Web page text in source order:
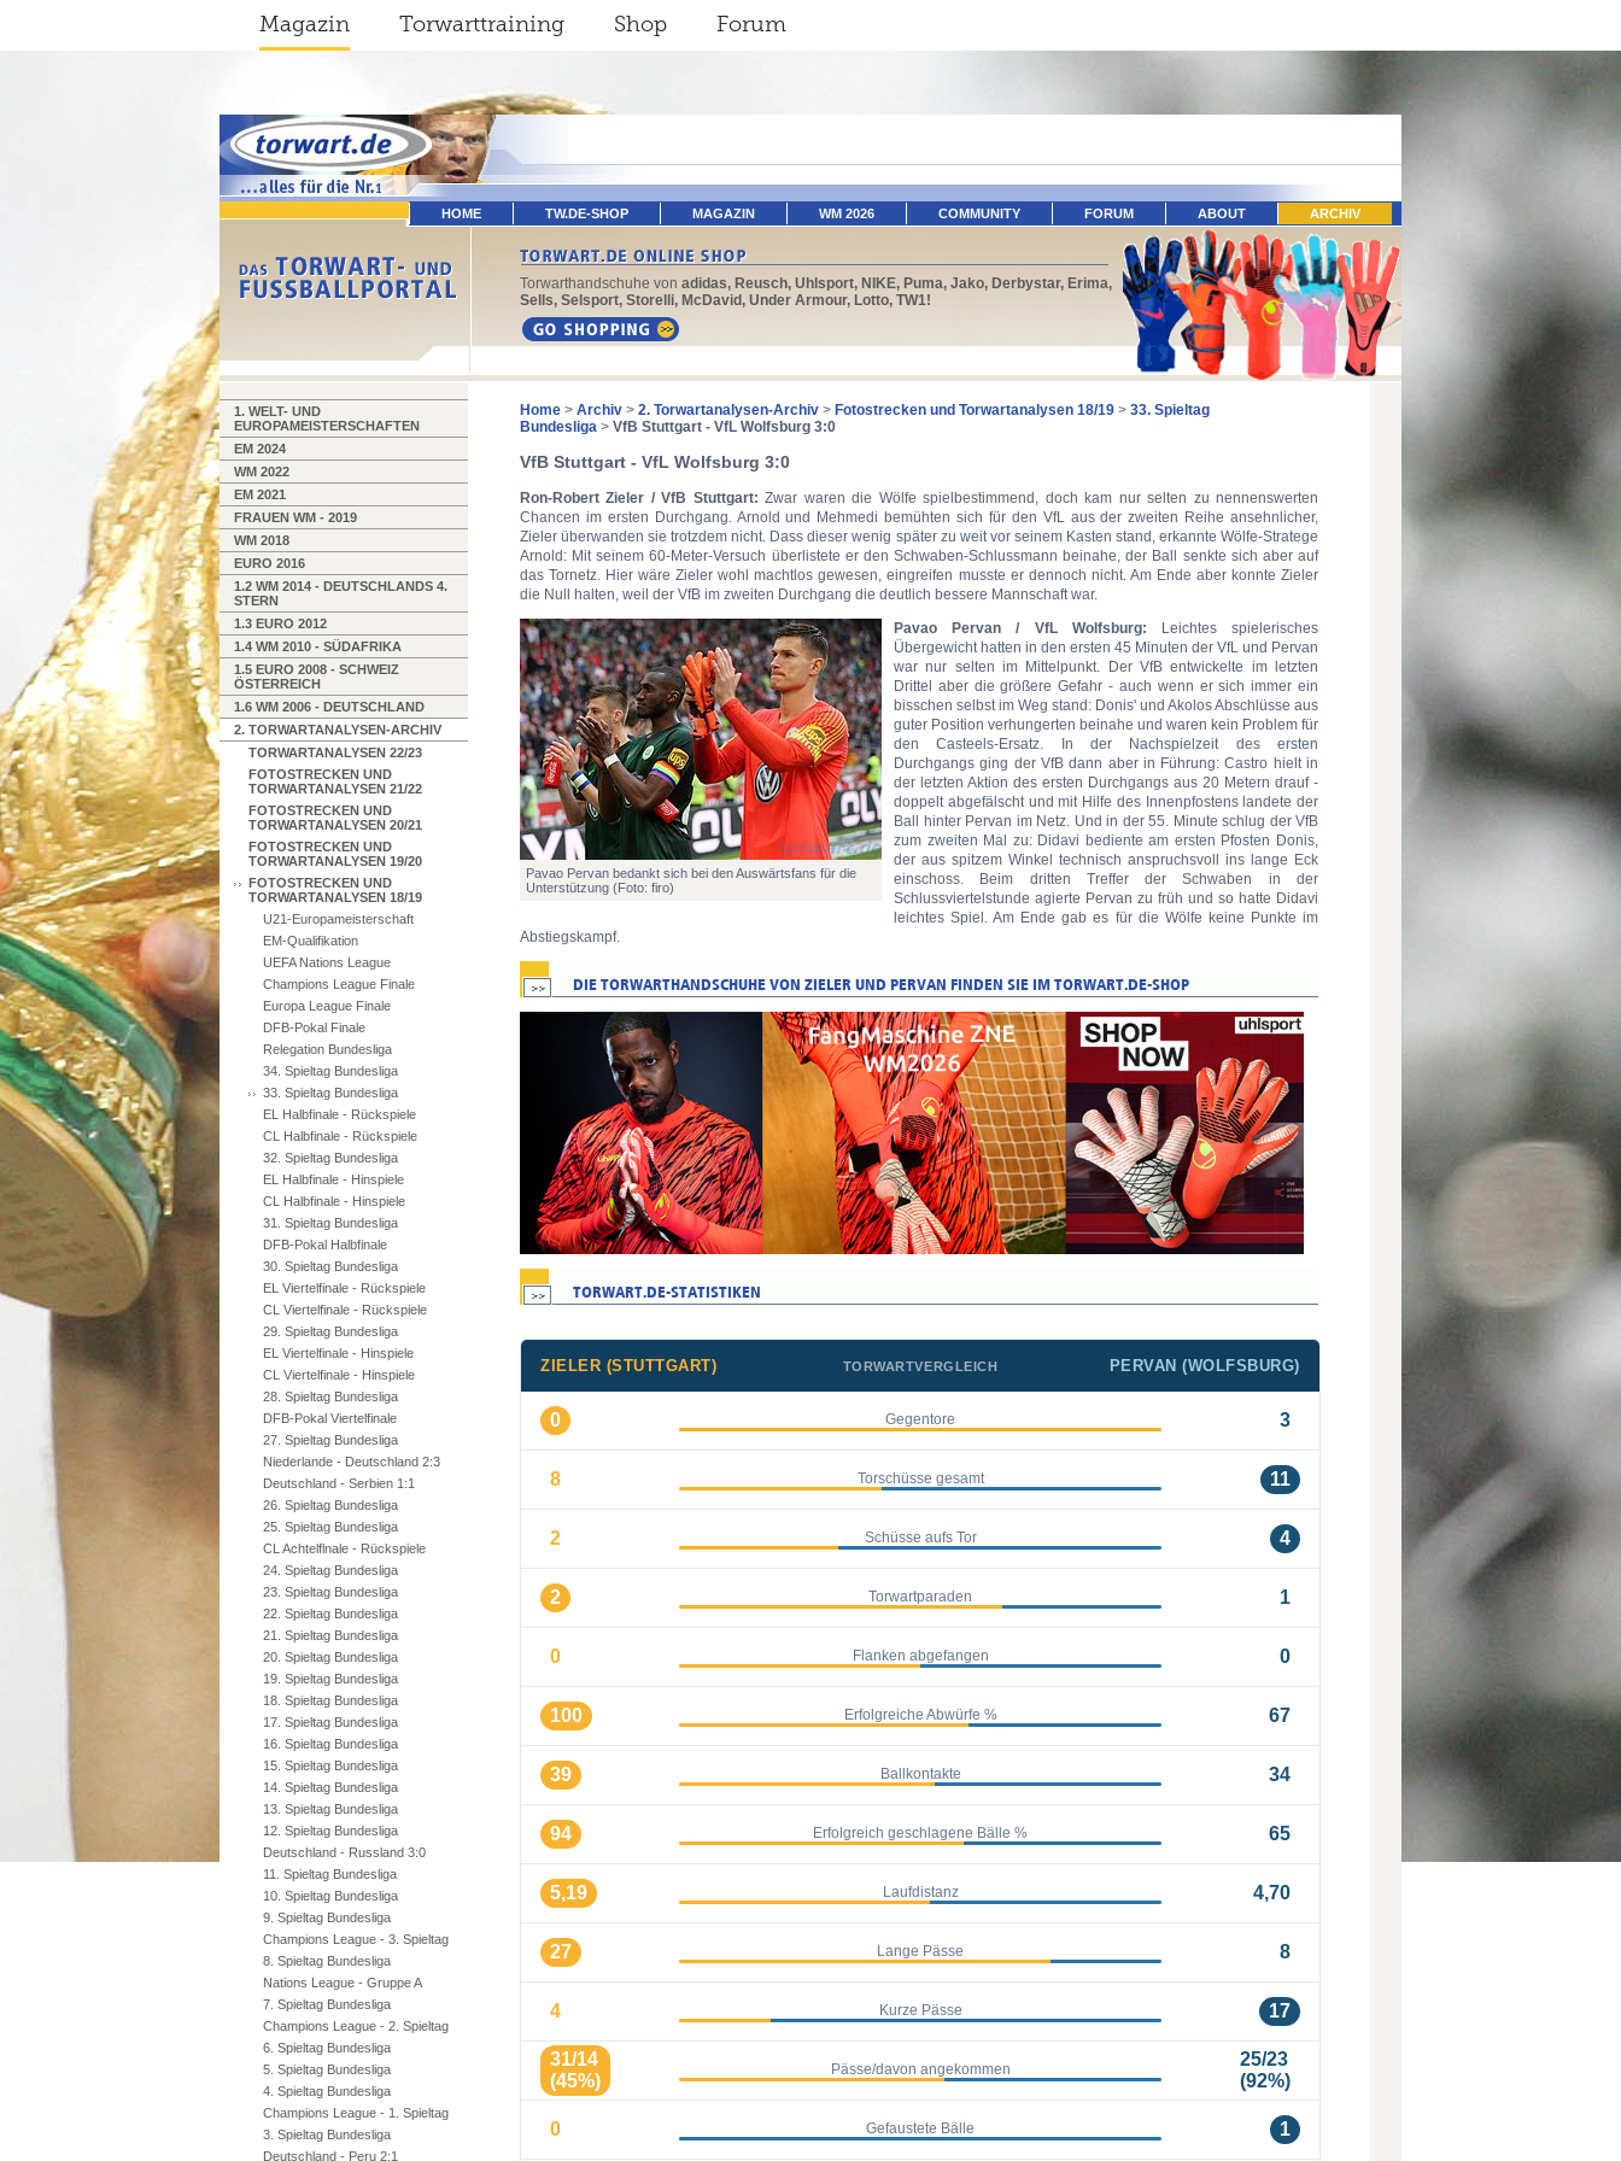
Magazin Torwarttraining Shop Forum
HOME TW.DE-SHOP MAGAZIN WM 2026 COMMUNITY FORUM ABOUT ARCHIV
Torwarthandschuhe von adidas, Reusch, Uhlsport, NIKE, Puma, Jako, Derbystar, Erima,
Sells, Selsport, Storelli, McDavid, Under Armour, Lotto, TW1!
1. WELT- UND
EUROPAMEISTERSCHAFTEN
EM 2024
WM 2022
EM 2021
FRAUEN WM - 2019
WM 2018
EURO 2016
1.2 WM 2014 - DEUTSCHLANDS 4.
STERN
1.3 EURO 2012
1.4 WM 2010 - SÜDAFRIKA
1.5 EURO 2008 - SCHWEIZ
ÖSTERREICH
1.6 WM 2006 - DEUTSCHLAND
2. TORWARTANALYSEN-ARCHIV
TORWARTANALYSEN 22/23
FOTOSTRECKEN UND
TORWARTANALYSEN 21/22
FOTOSTRECKEN UND
TORWARTANALYSEN 20/21
FOTOSTRECKEN UND
TORWARTANALYSEN 19/20
FOTOSTRECKEN UND
TORWARTANALYSEN 18/19
U21-Europameisterschaft
EM-Qualifikation
UEFA Nations League
Champions League Finale
Europa League Finale
DFB-Pokal Finale
Relegation Bundesliga
34. Spieltag Bundesliga
33. Spieltag Bundesliga
EL Halbfinale - Rückspiele
CL Halbfinale - Rückspiele
32. Spieltag Bundesliga
EL Halbfinale - Hinspiele
CL Halbfinale - Hinspiele
31. Spieltag Bundesliga
DFB-Pokal Halbfinale
30. Spieltag Bundesliga
EL Viertelfinale - Rückspiele
CL Viertelfinale - Rückspiele
29. Spieltag Bundesliga
EL Viertelfinale - Hinspiele
CL Viertelfinale - Hinspiele
28. Spieltag Bundesliga
DFB-Pokal Viertelfinale
27. Spieltag Bundesliga
Niederlande - Deutschland 2:3
Deutschland - Serbien 1:1
26. Spieltag Bundesliga
25. Spieltag Bundesliga
CL Achtelflnale - Rückspiele
24. Spieltag Bundesliga
23. Spieltag Bundesliga
22. Spieltag Bundesliga
21. Spieltag Bundesliga
20. Spieltag Bundesliga
19. Spieltag Bundesliga
18. Spieltag Bundesliga
17. Spieltag Bundesliga
16. Spieltag Bundesliga
15. Spieltag Bundesliga
14. Spieltag Bundesliga
13. Spieltag Bundesliga
12. Spieltag Bundesliga
Deutschland - Russland 3:0
11. Spieltag Bundesliga
10. Spieltag Bundesliga
9. Spieltag Bundesliga
Champions League - 3. Spieltag
8. Spieltag Bundesliga
Nations League - Gruppe A
7. Spieltag Bundesliga
Champions League - 2. Spieltag
6. Spieltag Bundesliga
5. Spieltag Bundesliga
4. Spieltag Bundesliga
Champions League - 1. Spieltag
3. Spieltag Bundesliga
Deutschland - Peru 2:1
Home > Archiv > 2. Torwartanalysen-Archiv > Fotostrecken und Torwartanalysen 18/19 > 33. Spieltag
Bundesliga > VfB Stuttgart - VfL Wolfsburg 3:0
VfB Stuttgart - VfL Wolfsburg 3:0
Ron-Robert Zieler / VfB Stuttgart:Zwar waren die Wölfe spielbestimmend, doch kam nur selten zu nennenswerten
Chancen im ersten Durchgang. Arnold und Mehmedi bemühten sich für den VfL aus der zweiten Reihe ansehnlicher,
Zieler überwanden sie trotzdem nicht. Dass dieser wenig später zu weit vor seinem Kasten stand, erkannte Wölfe-Stratege
Arnold: Mit seinem 60-Meter-Versuch überlistete er den Schwaben-Schlussmann beinahe, der Ball senkte sich aber auf
das Tornetz. Hier wäre Zieler wohl machtlos gewesen, eingreifen musste er dennoch nicht. Am Ende aber konnte Zieler
die Null halten, weil der VfB im zweiten Durchgang die deutlich bessere Mannschaft war.
Pavao Pervan bedankt sich bei den Auswärtsfans für die
Unterstützung (Foto: firo)
Pavao Pervan / VfL Wolfsburg:
Leichtes spielerisches
Übergewicht hatten in den ersten 45 Minuten der VfL und Pervan
war nur selten im Mittelpunkt. Der VfB entwickelte im letzten
Drittel aber die größere Gefahr - auch wenn er sich immer ein
bisschen selbst im Weg stand: Donis' und Akolos Abschlüsse aus
guter Position verhungerten beinahe und waren kein Problem für
den Casteels-Ersatz. In der Nachspielzeit des ersten
Durchgangs ging der VfB dann aber in Führung: Castro hielt in
der letzten Aktion des ersten Durchgangs aus 20 Metern drauf -
doppelt abgefälscht und mit Hilfe des Innenpfostens landete der
Ball hinter Pervan im Netz. Und in der 55. Minute schlug der VfB
zum zweiten Mal zu: Didavi bediente am ersten Pfosten Donis,
der aus spitzem Winkel technisch anspruchsvoll ins lange Eck
einschoss. Beim dritten Treffer der Schwaben in der
Schlussviertelstunde agierte Pervan zu früh und so hatte Didavi
leichtes Spiel. Am Ende gab es für die Wölfe keine Punkte im
Abstiegskampf.
ZIELER (STUTTGART) TORWARTVERGLEICH PERVAN (WOLFSBURG)
0 Gegentore 3
8 Torschüsse gesamt 11
2 Schüsse aufs Tor 4
2 Torwartparaden 1
0 Flanken abgefangen 0
100 Erfolgreiche Abwürfe % 67
39 Ballkontakte 34
94 Erfolgreich geschlagene Bälle % 65
5,19 Laufdistanz 4,70
27 Lange Pässe 8
4 Kurze Pässe 17
31/14
(45%)
Pässe/davon angekommen
25/23
(92%)
0 Gefaustete Bälle 1